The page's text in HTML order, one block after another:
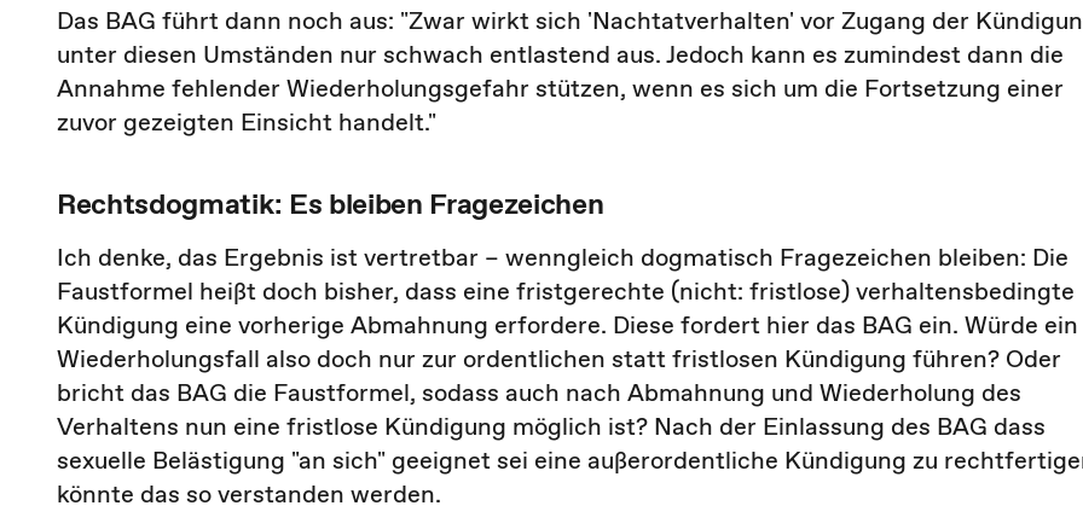
Das BAG führt dann noch aus: "Zwar wirkt sich 'Nachtatverhalten' vor Zugang der
unter diesen Umständen nur schwach entlastend aus. Jedoch kann es zumindest dann die
Annahme fehlender Wiederholungsgefahr stützen, wenn es sich um die Fortsetzung einer
zuvor gezeigten Einsicht handelt."
Rechtsdogmatik: Es bleiben Fragezeichen
Ich denke, das Ergebnis ist vertretbar – wenngleich dogmatisch Fragezeichen bleiben: Die
Faustformel heißt doch bisher, dass eine fristgerechte (nicht: fristlose) verhaltensbedingte
Kündigung eine vorherige Abmahnung erfordere. Diese fordert hier das BAG ein. Würde ein
Wiederholungsfall also doch nur zur ordentlichen statt fristlosen Kündigung führen? Oder
bricht das BAG die Faustformel, sodass auch nach Abmahnung und Wiederholung des
Verhaltens nun eine fristlose Kündigung möglich ist? Nach der Einlassung des BAG dass
sexuelle Belästigung "an sich" geeignet sei eine außerordentliche Kündigung zu
könnte das so verstanden werden.